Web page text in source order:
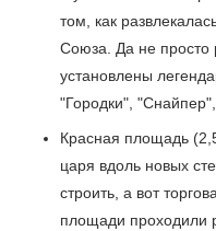
том, как
Союза. Да не просто
установлены
"Городки",
Красная площадь
царя вдоль новых
строить, а вот
площади проходили